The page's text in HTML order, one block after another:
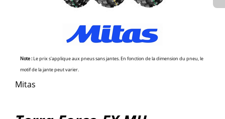
Note :Le prix s'applique aux pneus sans jantes. En fonction de la dimension du pneu, le
motif de la jante peut varier.
Mitas